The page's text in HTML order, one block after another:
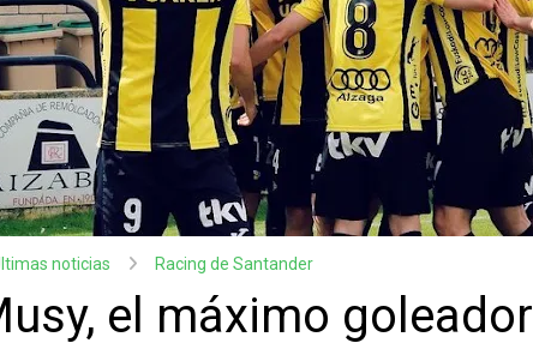
noticias Racing de Santander
el máximo goleador